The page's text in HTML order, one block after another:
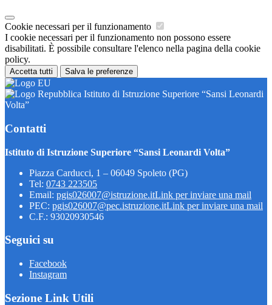
Cookie necessari per il funzionamento
I cookie necessari per il funzionamento non possono essere
disabilitati. È possibile consultare l'elenco nella pagina della cookie
policy.
Accetta tutti Salva le preferenze
Istituto di Istruzione Superiore “Sansi Leonardi
Volta”
Contatti
Istituto di Istruzione Superiore “Sansi Leonardi Volta”
Piazza Carducci, 1 – 06049 Spoleto (PG)
Tel: 0743 223505
Email: pgis026007@istruzione.itLink per inviare una mail
PEC: pgis026007@pec.istruzione.itLink per inviare una mail
C.F.: 93020930546
Seguici su
Facebook
Instagram
Sezione Link Utili